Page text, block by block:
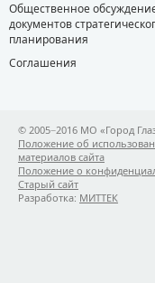
Общественное
документов
планирования
Соглашения
© 2005−2016 МО «Город
Положение об
материалов сайта
Положение о
Старый сайт
Разработка: МИТТЕК